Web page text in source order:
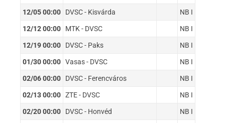
12/05 00:00 DVSC - Kisvárda NB I
12/12 00:00 MTK - DVSC NB I
12/19 00:00 DVSC - Paks NB I
01/30 00:00 Vasas - DVSC NB I
02/06 00:00 DVSC - Ferencváros NB I
02/13 00:00 ZTE - DVSC NB I
02/20 00:00 DVSC - Honvéd NB I